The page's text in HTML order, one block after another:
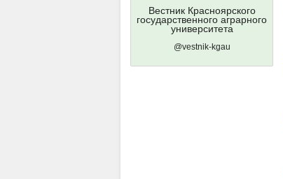
Вестник Красноярского
государственного аграрного
университета
@vestnik-kgau